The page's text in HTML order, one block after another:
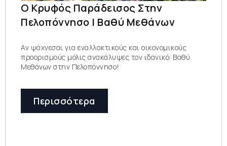
Ο Κρυφός Παράδεισος Στην
Πελοπόννησο | Βαθύ Μεθάνων
Αν ψάχνεσαι για εναλλακτικούς και οικονομικούς
προορισμούς μόλις ανακάλυψες τον ιδανικό: Βαθύ
Μεθάνων στην Πελοπόννησο!
Περισσότερα